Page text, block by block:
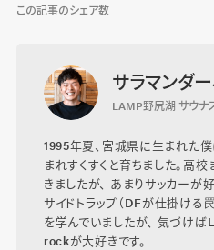
この記事のシェア数
サラマンダ
LAMP野尻湖 サウナ
1995年夏、宮城県に生まれた
まれすくすくと育ちました。高
きましたが、 あまりサッカーが
サイドトラップ（DFが仕掛ける
を学んでいましたが、 気づけ
rockが大好きです。